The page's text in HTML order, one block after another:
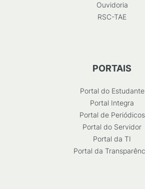
Ouvidoria
RSC-TAE
PORTAIS
Portal do Estudante
Portal Integra
Portal de Periódicos
Portal do Servidor
Portal da TI
Portal da